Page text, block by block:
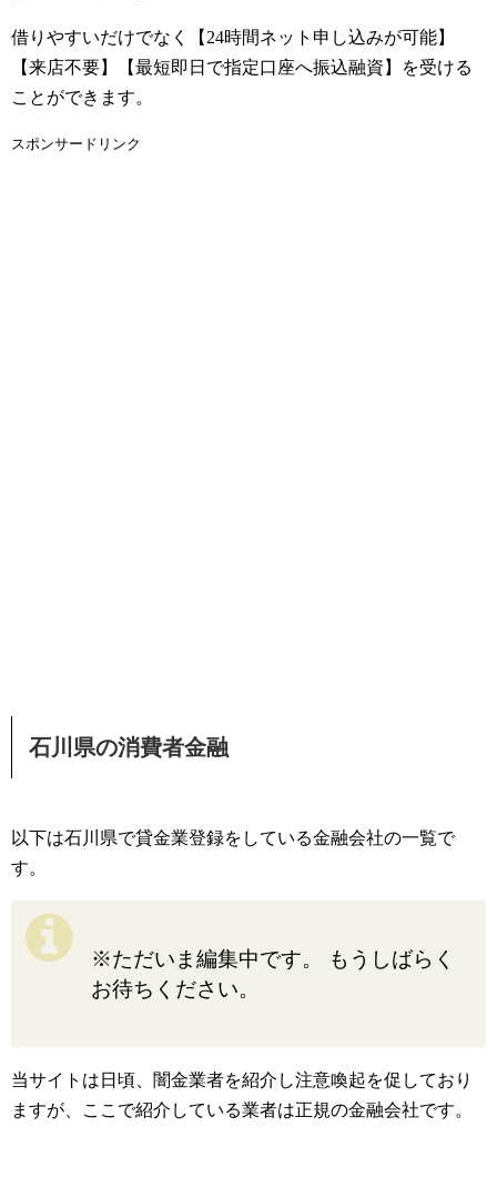
借りやすいだけでなく【24時間ネット申し込みが可能】
【来店不要】【最短即日で指定口座へ振込融資】を受ける
ことができます。
スポンサードリンク
石川県の消費者金融
以下は石川県で貸金業登録をしている金融会社の一覧で
す。
※ただいま編集中です。 もうしばらく
お待ちください。
当サイトは日頃、闇金業者を紹介し注意喚起を促しており
ますが、ここで紹介している業者は正規の金融会社です。